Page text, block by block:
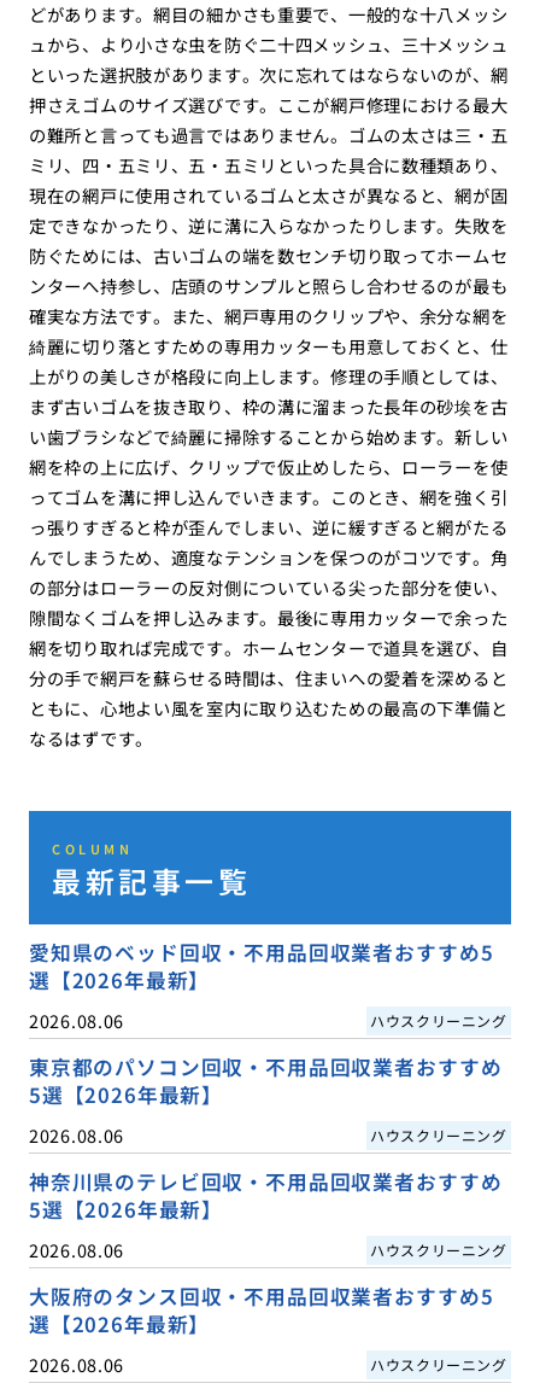
どがあります。網目の細かさも重要で、一般的な十八メッシ
ュから、より小さな虫を防ぐ二十四メッシュ、三十メッシュ
といった選択肢があります。次に忘れてはならないのが、網
押さえゴムのサイズ選びです。ここが網戸修理における最大
の難所と言っても過言ではありません。ゴムの太さは三・五
ミリ、四・五ミリ、五・五ミリといった具合に数種類あり、
現在の網戸に使用されているゴムと太さが異なると、網が固
定できなかったり、逆に溝に入らなかったりします。失敗を
防ぐためには、古いゴムの端を数センチ切り取ってホームセ
ンターへ持参し、店頭のサンプルと照らし合わせるのが最も
確実な方法です。また、網戸専用のクリップや、余分な網を
綺麗に切り落とすための専用カッターも用意しておくと、仕
上がりの美しさが格段に向上します。修理の手順としては、
まず古いゴムを抜き取り、枠の溝に溜まった長年の砂埃を古
い歯ブラシなどで綺麗に掃除することから始めます。新しい
網を枠の上に広げ、クリップで仮止めしたら、ローラーを使
ってゴムを溝に押し込んでいきます。このとき、網を強く引
っ張りすぎると枠が歪んでしまい、逆に緩すぎると網がたる
んでしまうため、適度なテンションを保つのがコツです。角
の部分はローラーの反対側についている尖った部分を使い、
隙間なくゴムを押し込みます。最後に専用カッターで余った
網を切り取れば完成です。ホームセンターで道具を選び、自
分の手で網戸を蘇らせる時間は、住まいへの愛着を深めると
ともに、心地よい風を室内に取り込むための最高の下準備と
なるはずです。
COLUMN
最新記事一覧
愛知県のベッド回収・不用品回収業者おすすめ5
選【2026年最新】
2026.08.06 ハウスクリーニング
東京都のパソコン回収・不用品回収業者おすすめ
5選【2026年最新】
2026.08.06 ハウスクリーニング
神奈川県のテレビ回収・不用品回収業者おすすめ
5選【2026年最新】
2026.08.06 ハウスクリーニング
大阪府のタンス回収・不用品回収業者おすすめ5
選【2026年最新】
2026.08.06 ハウスクリーニング